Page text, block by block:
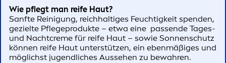
Wie pflegt man reife Haut?
Sanfte Reinigung, reichhaltiges Feuchtigkeit spenden,
gezielte Pflegeprodukte – etwa eine passende Tages-
und Nachtcreme für reife Haut – sowie Sonnenschutz
können reife Haut unterstützen, ein ebenmäßiges und
möglichst jugendliches Aussehen zu bewahren.